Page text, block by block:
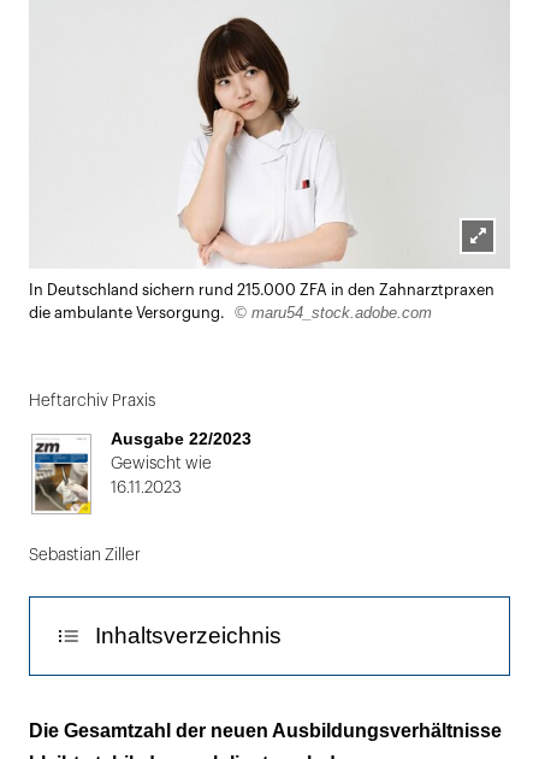
Lightbox
öffnen
In Deutschland sichern rund 215.000 ZFA in den Zahnarztpraxen
die ambulante Versorgung.
© maru54_stock.adobe.com
Heftarchiv Praxis
Ausgabe 22/2023
Gewischt wie
16.11.2023
Sebastian Ziller
Inhaltsverzeichnis
Ein traditionell beliebter Ausbildungsberuf
Die Gesamtzahl der neuen Ausbildungsverhältnisse